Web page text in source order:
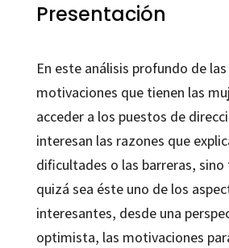
Presentación
En este análisis profundo de
motivaciones que tienen las
acceder a los puestos de
interesan las razones que
dificultades o las barreras,
quizá sea éste uno de los
interesantes, desde una
optimista, las motivaciones